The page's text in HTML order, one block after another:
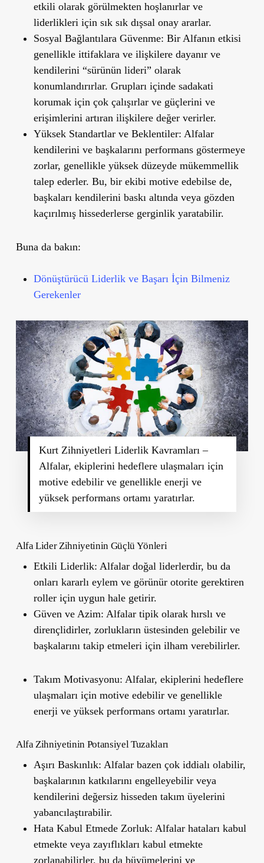
etkili olarak görülmekten hoşlanırlar ve
liderlikleri için sık sık dışsal onay ararlar.
Sosyal Bağlantılara Güvenme: Bir Alfanın etkisi
genellikle ittifaklara ve ilişkilere dayanır ve
kendilerini “sürünün lideri” olarak
konumlandırırlar. Grupları içinde sadakati
korumak için çok çalışırlar ve güçlerini ve
erişimlerini artıran ilişkilere değer verirler.
Yüksek Standartlar ve Beklentiler: Alfalar
kendilerini ve başkalarını performans göstermeye
zorlar, genellikle yüksek düzeyde mükemmellik
talep ederler. Bu, bir ekibi motive edebilse de,
başkaları kendilerini baskı altında veya gözden
kaçırılmış hissederlerse gerginlik yaratabilir.
Buna da bakın:
Dönüştürücü Liderlik ve Başarı İçin Bilmeniz
Gerekenler
Kurt Zihniyetleri Liderlik Kavramları –
Alfalar, ekiplerini hedeflere ulaşmaları için
motive edebilir ve genellikle enerji ve
yüksek performans ortamı yaratırlar.
Alfa Lider Zihniyetinin Güçlü Yönleri
Etkili Liderlik: Alfalar doğal liderlerdir, bu da
onları kararlı eylem ve görünür otorite gerektiren
roller için uygun hale getirir.
Güven ve Azim: Alfalar tipik olarak hırslı ve
dirençlidirler, zorlukların üstesinden gelebilir ve
başkalarını takip etmeleri için ilham verebilirler.
Takım Motivasyonu: Alfalar, ekiplerini hedeflere
ulaşmaları için motive edebilir ve genellikle
enerji ve yüksek performans ortamı yaratırlar.
Alfa Zihniyetinin Potansiyel Tuzakları
Aşırı Baskınlık: Alfalar bazen çok iddialı olabilir,
başkalarının katkılarını engelleyebilir veya
kendilerini değersiz hisseden takım üyelerini
yabancılaştırabilir.
Hata Kabul Etmede Zorluk: Alfalar hataları kabul
etmekte veya zayıflıkları kabul etmekte
zorlanabilirler, bu da büyümelerini ve